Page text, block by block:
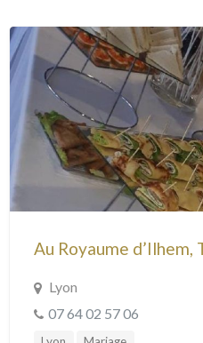
Lyon
07 64 02 57 06